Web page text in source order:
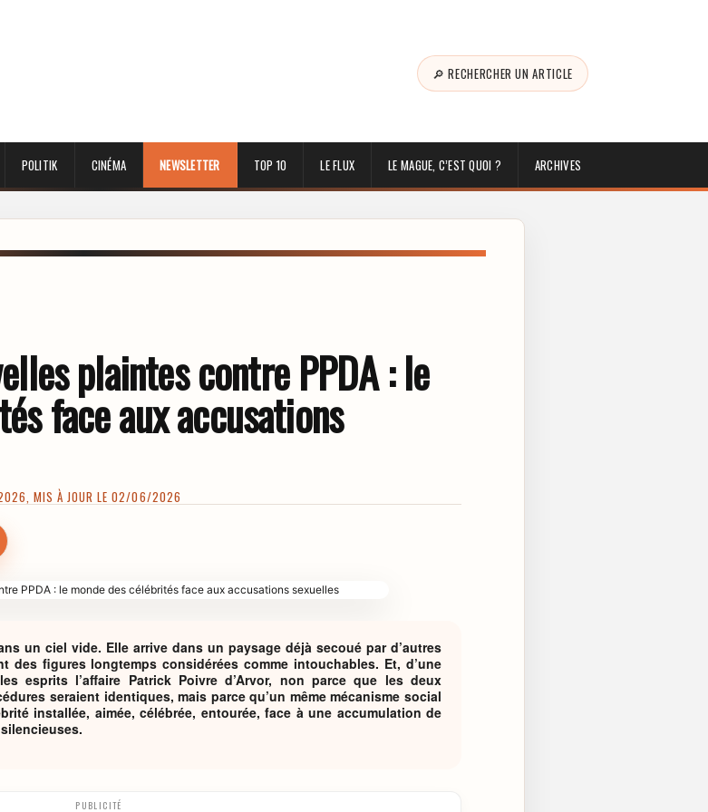
🔎 RECHERCHER UN ARTICLE
POLITIK CINÉMA NEWSLETTER TOP 10 LE FLUX LE MAGUE, C’EST QUOI ? ARCHIVES
plaintes contre PPDA : le
face aux accusations
MIS À JOUR LE 02/06/2026
un ciel vide. Elle arrive dans un paysage déjà secoué par d’autres
des figures longtemps considérées comme intouchables. Et, d’une
esprits l’affaire Patrick Poivre d’Arvor, non parce que les deux
seraient identiques, mais parce qu’un même mécanisme social
installée, aimée, célébrée, entourée, face à une accumulation de
PUBLICITÉ